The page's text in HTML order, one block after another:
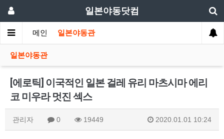
일본야동닷컴
메인 일본야동관
일본야동관
[에로틱] 이국적인 일본 걸레 유리 마츠시마 에리
코 미우라 멋진 섹스
관리자 0 19449 2020.01.01 10:24